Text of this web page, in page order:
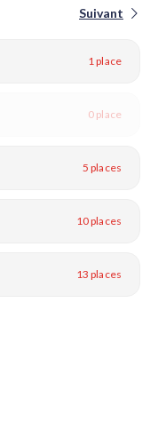
1 place
0 place
5 places
10 places
13 places
Suivant